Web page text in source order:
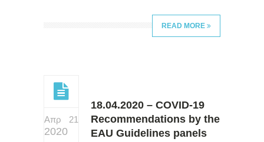
READ MORE
Απρ 21
2020
18.04.2020 – COVID-19
Recommendations by the
EAU Guidelines panels